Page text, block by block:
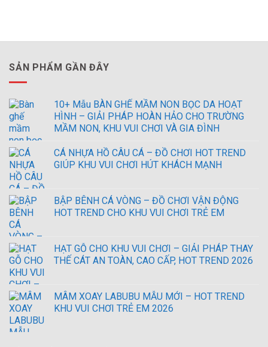
SẢN PHẨM GẦN ĐÂY
10+ Mẫu BÀN GHẾ MẦM NON BỌC DA HOẠT
HÌNH – GIẢI PHÁP HOÀN HẢO CHO TRƯỜNG
MẦM NON, KHU VUI CHƠI VÀ GIA ĐÌNH
CÁ NHỰA HỒ CÂU CÁ – ĐỒ CHƠI HOT TREND
GIÚP KHU VUI CHƠI HÚT KHÁCH MẠNH
BẬP BÊNH CÁ VÒNG – ĐỒ CHƠI VẬN ĐỘNG
HOT TREND CHO KHU VUI CHƠI TRẺ EM
HẠT GỖ CHO KHU VUI CHƠI – GIẢI PHÁP THAY
THẾ CÁT AN TOÀN, CAO CẤP, HOT TREND 2026
MÂM XOAY LABUBU MẪU MỚI – HOT TREND
KHU VUI CHƠI TRẺ EM 2026